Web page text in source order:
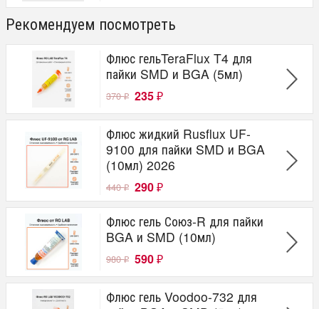
Рекомендуем посмотреть
Флюс гельTeraFlux T4 для
пайки SMD и BGA (5мл)
370₽ 235 ₽
Флюс жидкий Rusflux UF-
9100 для пайки SMD и BGA
(10мл) 2026
440₽ 290 ₽
Флюс гель Союз-R для пайки
BGA и SMD (10мл)
980₽ 590 ₽
Флюс гель Voodoo-732 для